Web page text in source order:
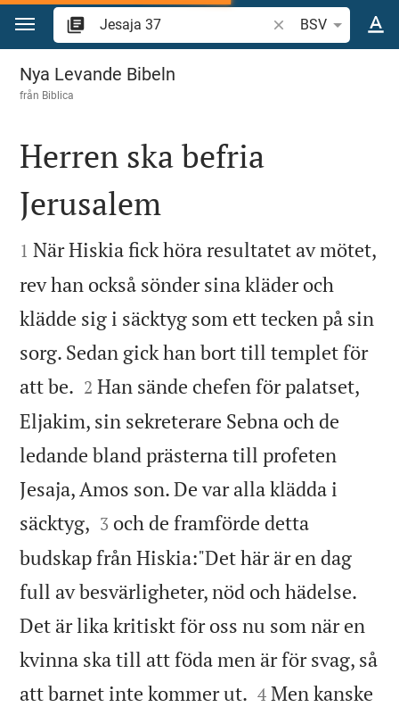
Hoppa till innehåll
Sök bibelvers eller
BSV
Jesaja 37
Nya Levande Bibeln
från Biblica

Herren ska befria
Jerusalem

1 När Hiskia fick höra resultatet av mötet,
rev han också sönder sina kläder och
klädde sig i säcktyg som ett tecken på sin
sorg. Sedan gick han bort till templet för
att be. 

2 Han sände chefen för palatset,
Eljakim, sin sekreterare Sebna och de
ledande bland prästerna till profeten
Jesaja, Amos son. De var alla klädda i
säcktyg, 

3 och de framförde detta
budskap från Hiskia:"Det här är en dag
full av besvärligheter, nöd och hädelse.
Det är lika kritiskt för oss nu som när en
kvinna ska till att föda men är för svag, så
att barnet inte kommer ut. 

4 Men kanske